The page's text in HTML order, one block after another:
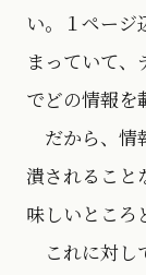
い。１ペー
まっていて
でどの情報を
だから、情
潰されること
味しいところ
これに対し